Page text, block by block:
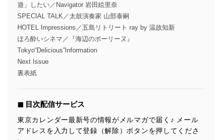
遊」したい／Navigator 岩田絵里奈
SPECIAL TALK／太鼓演奏家 山部泰嗣
HOTEL Impressions／五島リトリート ray by 温故知新
ほろ酔いシネマ／『海辺のポーリーヌ』
Tokyo“Delicious”Information
Next Issue
裏表紙
◼︎ 目次配信サービス
東京カレンダー最新号の情報がメルマガで届く♪ メール
アドレスを入力して登録（解除）ボタンを押してくださ